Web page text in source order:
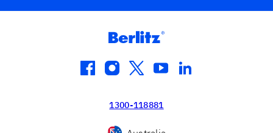
facebook
instagram
twitteryoutubelinkedin
1300-118881